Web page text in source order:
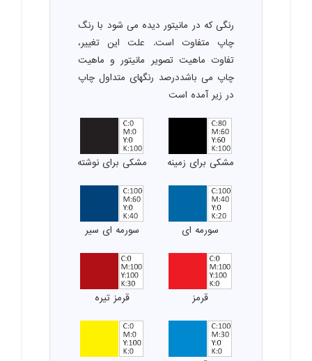
رنگی که در مانیتور دیده می شود با رنگ
چاپ متفاوت است. علت این تغییر،
تفاوت ماهیت تصویر مانیتور و ماهیت
چاپ می باشددرصد رنگهای متداول چاپ
در زیر آمده است
مشکی برای زمینه مشکی برای نوشته
سورمه ای سورمه ای سیر
قرمز قرمز تیره